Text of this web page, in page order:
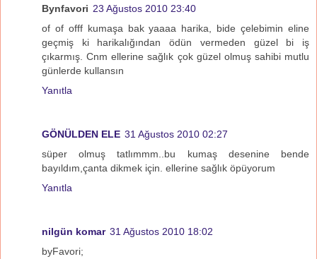
Bynfavori 23 Ağustos 2010 23:40
of of offf kumaşa bak yaaaa harika, bide çelebimin eline
geçmiş ki harikalığından ödün vermeden güzel bi iş
çıkarmış. Cnm ellerine sağlık çok güzel olmuş sahibi mutlu
günlerde kullansın
Yanıtla
GÖNÜLDEN ELE 31 Ağustos 2010 02:27
süper olmuş tatlımmm..bu kumaş desenine bende
bayıldım,çanta dikmek için. ellerine sağlık öpüyorum
Yanıtla
nilgün komar 31 Ağustos 2010 18:02
byFavori;